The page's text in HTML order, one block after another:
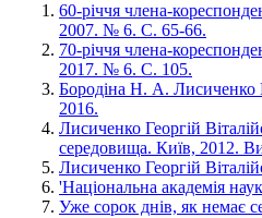
60-річчя члена-
2007. № 6. С. 65-66.
70-річчя члена-
2017. № 6. С. 105.
Бородіна Н. А. Лисиченко
2016.
Лисиченко Георгій
середовища. Київ, 2012.
Лисиченко Георгій
'Національна академія
Уже сорок днів, як немає